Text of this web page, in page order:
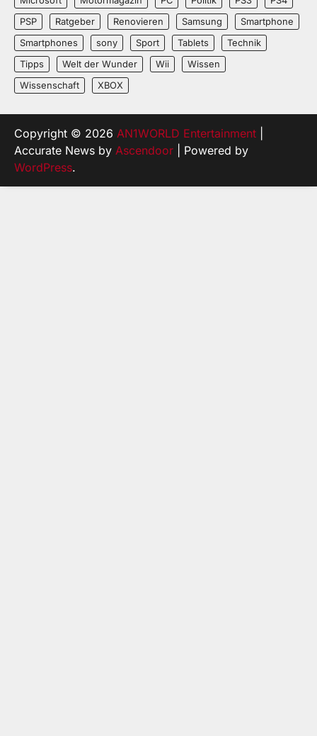
PSP
Ratgeber Renovieren Samsung
Smartphone
Smartphones
sony Sport Tablets
Technik
Tipps
Welt der Wunder Wii
Wissen
Wissenschaft
XBOX
Copyright © 2026 AN1WORLD Entertainment
Accurate News by Ascendoor | Powered by
WordPress.